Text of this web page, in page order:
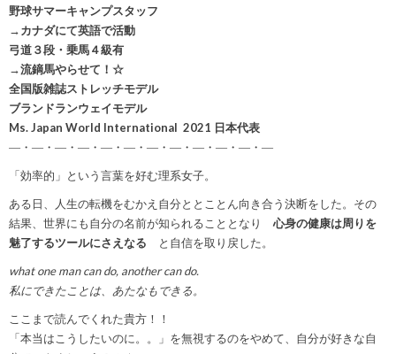
野球サマーキャンプスタッフ
→カナダにて英語で活動
弓道３段・乗馬４級有
→流鏑馬やらせて！☆
全国版雑誌ストレッチモデル
ブランドランウェイモデル
Ms. Japan World International 2021 日本代表
―・―・―・―・―・―・―・―・―・―・―・―
「効率的」という言葉を好む理系女子。
ある日、人生の転機をむかえ自分ととことん向き合う決断をした。その
結果、世界にも自分の名前が知られることとなり 心身の健康は周りを
魅了するツールにさえなる
と自信を取り戻した。
what one man can do, another can do.
私にできたことは、あたなもできる。
ここまで読んでくれた貴方！！
「本当はこうしたいのに。。」を無視するのをやめて、自分が好きな自